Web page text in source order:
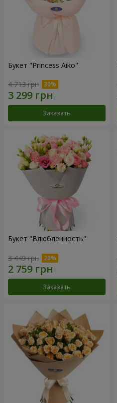
Букет "Princess Aiko"
4 713 грн
Заказать
Букет "Влюбленность"
3 449 грн
Заказать